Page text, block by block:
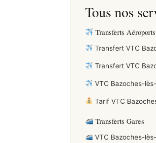
Tous nos
Transferts Aéroports
Transfert VTC
Transfert VTC
VTC Bazoches-
Tarif VTC
Transferts Gares
VTC Bazoches-